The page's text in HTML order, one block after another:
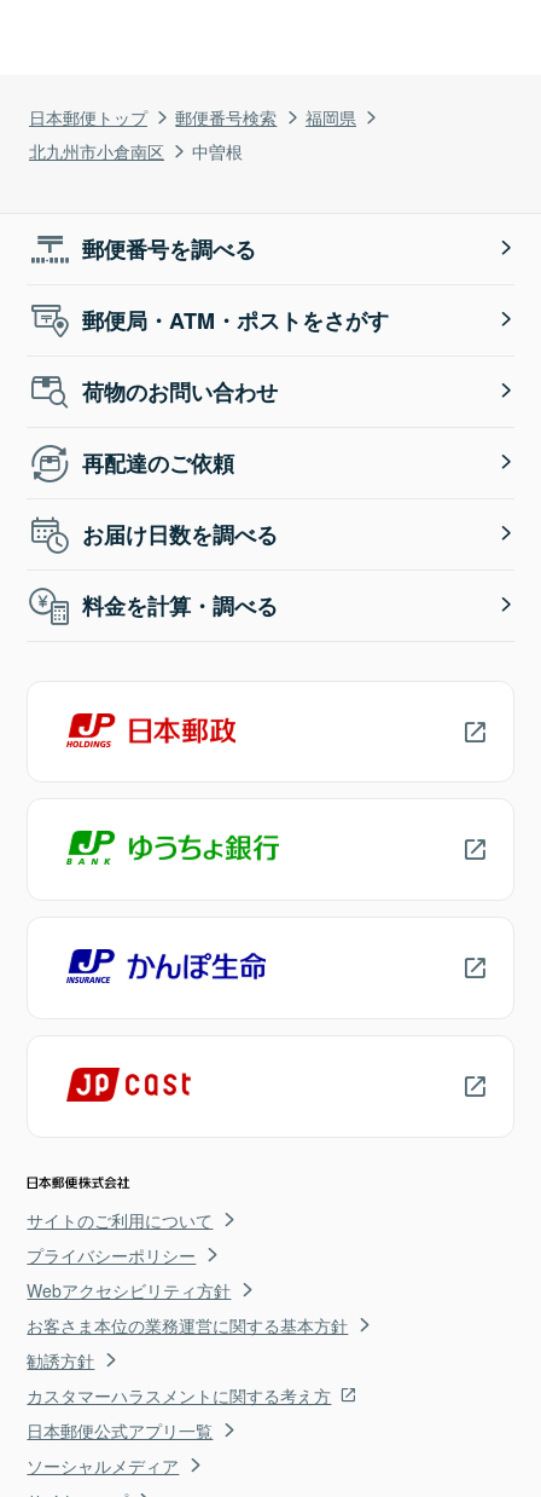
日本郵便トップ 郵便番号検索
福岡県
北九州市小倉南区
中曽根
郵便番号を調べる
郵便局・ATM・ポストをさがす
荷物のお問い合わせ
再配達のご依頼
お届け日数を調べる
料金を計算・調べる
サイトのご利用について
プライバシーポリシー
Webアクセシビリティ方針
お客さま本位の業務運営に関する基本方針
勧誘方針
カスタマーハラスメントに関する考え方
日本郵便公式アプリ一覧
ソーシャルメディア